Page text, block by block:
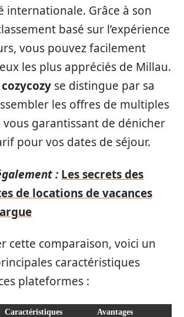
internationale. Grâce à son
basé sur l’expérience
vous pouvez facilement
les plus appréciés de Millau.
cozycozy se distingue par sa
les offres de multiples
garantissant de dénicher
pour vos dates de séjour.
: Les secrets des
de locations de vacances
cette comparaison, voici un
caractéristiques
plateformes :
Caractéristiques Avantages